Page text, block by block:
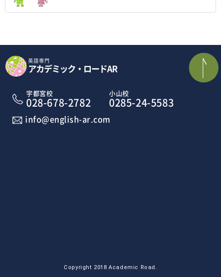
英語専門
アカデミック・ロードAR
宇都宮校
028-678-2782
小山校
0285-24-5583
info@english-ar.com
Copyright 2018 Academic Road.